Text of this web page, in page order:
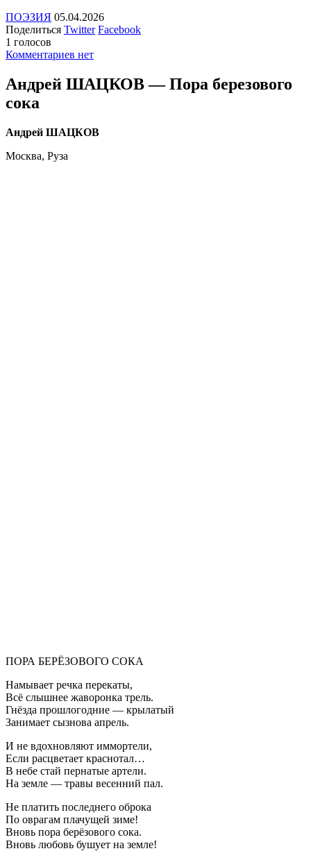
ПОЭЗИЯ 05.04.2026
Поделиться Twitter Facebook
1 голосов
Комментариев нет
Андрей ШАЦКОВ — Пора березового
сока
Андрей ШАЦКОВ
Москва, Руза
ПОРА БЕРЁЗОВОГО СОКА
Намывает речка перекаты,
Всё слышнее жаворонка трель.
Гнёзда прошлогодние — крылатый
Занимает сызнова апрель.
И не вдохновляют иммортели,
Если расцветает краснотал…
В небе стай пернатые артели.
На земле — травы весенний пал.
Не платить последнего оброка
По оврагам плачущей зиме!
Вновь пора берёзового сока.
Вновь любовь бушует на земле!